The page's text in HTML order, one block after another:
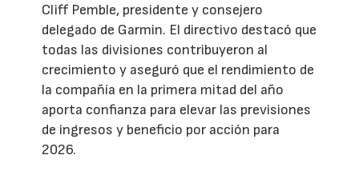
Cliff Pemble, presidente y consejero
delegado de Garmin. El directivo destacó que
todas las divisiones contribuyeron al
crecimiento y aseguró que el rendimiento de
la compañía en la primera mitad del año
aporta confianza para elevar las previsiones
de ingresos y beneficio por acción para
2026.